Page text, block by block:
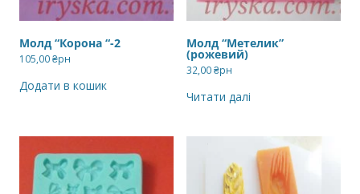
Молд “Корона “-2
105,00₴рн
Додати в кошик
Молд “Метелик”
(рожевий)
32,00₴рн
Читати далі